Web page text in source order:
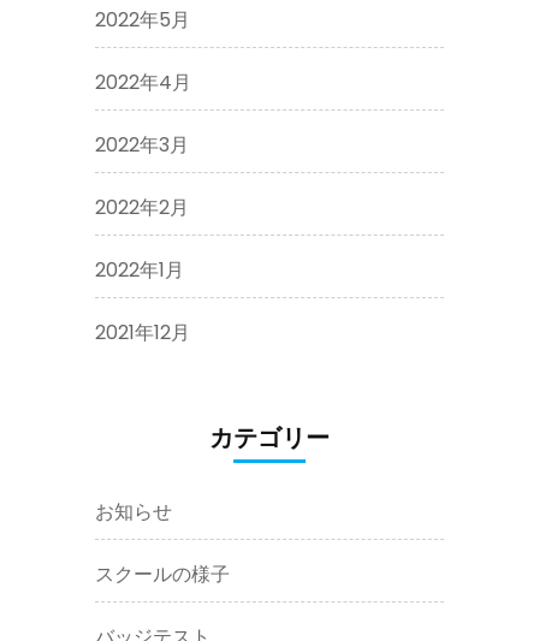
2022年5月
2022年4月
2022年3月
2022年2月
2022年1月
2021年12月
カテゴリー
お知らせ
スクールの様子